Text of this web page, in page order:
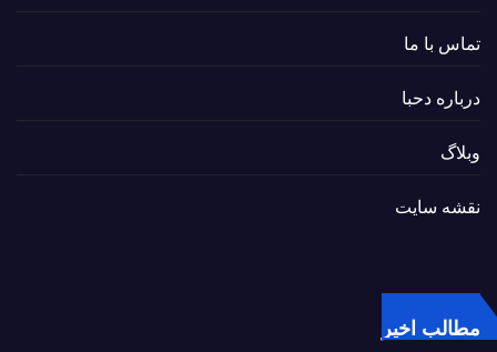
تماس با ما
درباره دحبا
وبلاگ
نقشه سایت
مطالب اخیر